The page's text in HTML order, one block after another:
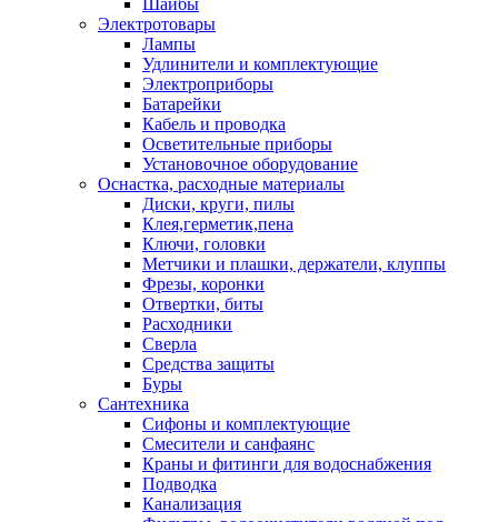
Шайбы
Электротовары
Лампы
Удлинители и комплектующие
Электроприборы
Батарейки
Кабель и проводка
Осветительные приборы
Установочное оборудование
Оснастка, расходные материалы
Диски, круги, пилы
Клея,герметик,пена
Ключи, головки
Метчики и плашки, держатели, клуппы
Фрезы, коронки
Отвертки, биты
Расходники
Сверла
Средства защиты
Буры
Сантехника
Сифоны и комплектующие
Смесители и санфаянс
Краны и фитинги для водоснабжения
Подводка
Канализация